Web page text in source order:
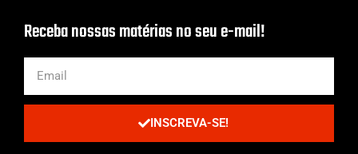
Receba nossas matérias no seu e-mail!
INSCREVA-SE!